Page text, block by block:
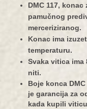
DMC 117,
pamučnog
merceriziranog.
Konac ima
temperaturu.
Svaka vitica
niti.
Boje konca
je garancija za
kada kupili